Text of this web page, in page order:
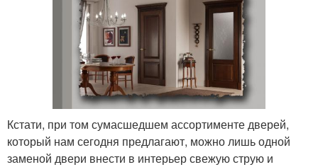
Кстати, при том сумасшедшем ассортименте дверей,
который нам сегодня предлагают, можно лишь одной
заменой двери внести в интерьер свежую струю и